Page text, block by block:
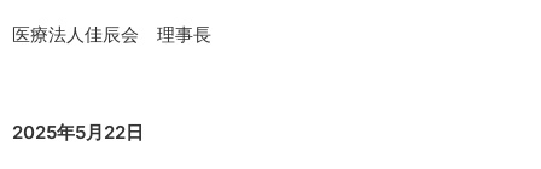
医療法人佳辰会 理事長
2025年5月22日